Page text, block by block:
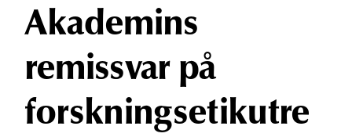
Akademins
remissvar på
forskningsetikutre